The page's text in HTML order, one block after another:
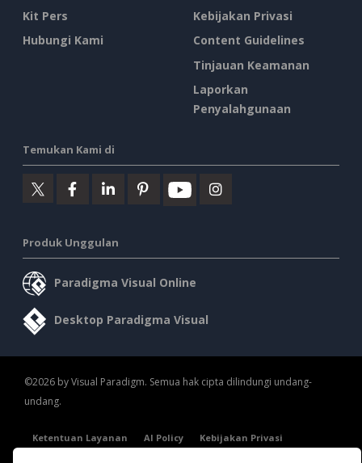
Kit Pers
Hubungi Kami
Kebijakan Privasi
Content Guidelines
Tinjauan Keamanan
Laporkan
Penyalahgunaan
Temukan Kami di
Produk Unggulan
Paradigma Visual Online
Desktop Paradigma Visual
©2026 by Visual Paradigm. Semua hak cipta dilindungi undang-
undang.
Ketentuan Layanan AI Policy
Kebijakan Privasi